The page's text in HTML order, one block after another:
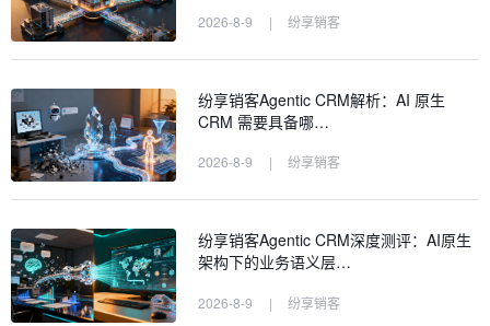
2026-8-9 | 纷享销客
纷享销客Agentic CRM解析：AI 原生
CRM 需要具备哪…
2026-8-9 | 纷享销客
纷享销客Agentic CRM深度测评：AI原生
架构下的业务语义层…
2026-8-9 | 纷享销客